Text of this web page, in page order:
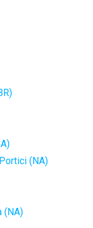
(NA)
(NA)